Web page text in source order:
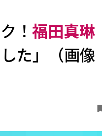
！ 福田真琳
た」（画像